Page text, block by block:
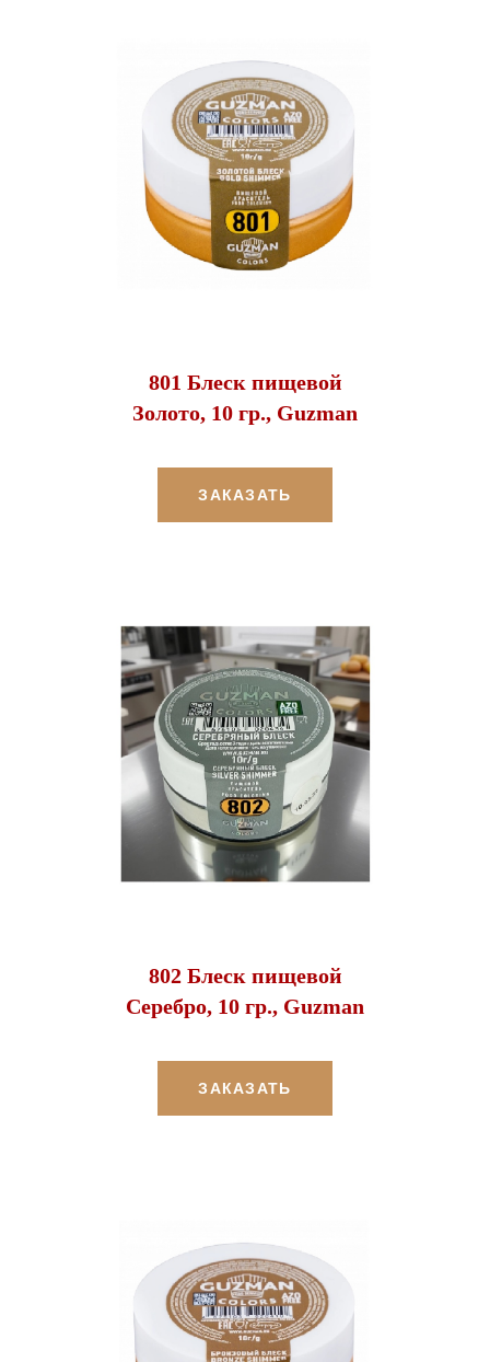
801 Блеск пищевой
Золото, 10 гр., Guzman
ЗАКАЗАТЬ
802 Блеск пищевой
Серебро, 10 гр., Guzman
ЗАКАЗАТЬ